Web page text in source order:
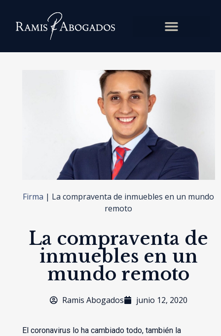
Firma | La compraventa de inmuebles en un mundo
remoto
La compraventa de
inmuebles en un
mundo remoto
Ramis Abogados junio 12, 2020
El coronavirus lo ha cambiado todo, también la